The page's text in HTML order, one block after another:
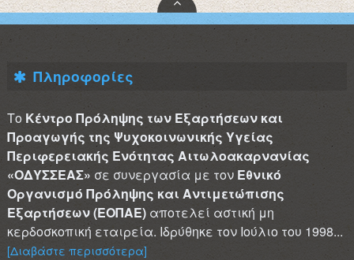
Πληροφορίες
Το Κέντρο Πρόληψης των Εξαρτήσεων και
Προαγωγής της Ψυχοκοινωνικής Υγείας
Περιφερειακής Ενότητας Αιτωλοακαρνανίας
«ΟΔΥΣΣΕΑΣ» σε συνεργασία με τον Εθνικό
Οργανισμό Πρόληψης και Αντιμετώπισης
Εξαρτήσεων (ΕΟΠΑΕ)αποτελεί αστική μη
κερδοσκοπική εταιρεία. Ιδρύθηκε τον Ιούλιο του 1998...
[Διαβάστε περισσότερα]